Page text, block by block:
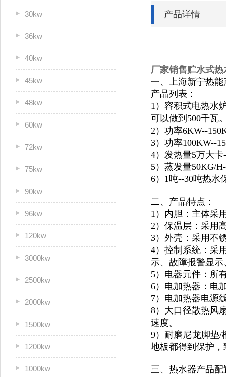
30kw
36kw
40kw
45kw
48kw
60kw
72kw
75kw
90kw
96kw
120kw
3000kw
2500kw
2000kw
1500kw
1200kw
1000kw
产品详情
厂家销售贮水式
一、上海新宁热
产品列表：
1）容积式电热水
可以做到500千瓦
2）功率6KW--
3）功率100KW--
4）发热量5万大
5）蒸发量50KG/
6）1吨--30吨热水
二、产品特点：
1）内胆：主体采
2）保温层：采用
3）外壳：采用不
4）控制系统：采
示、故障报警显
5）电器元件：所
6）电加热器：电
7）电加热器电源
8）大口径散热风
速度。
9）耐磨尼龙脚垫/
地板都得到保护
三、热水器产品配